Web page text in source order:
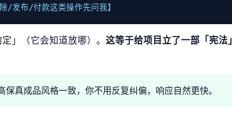
/发布/付款这类操作先问我】
」（它会知道放哪）。 这等于给项目立了一部「宪法」
真成品风格一致，你不用反复纠偏，响应自然更快。